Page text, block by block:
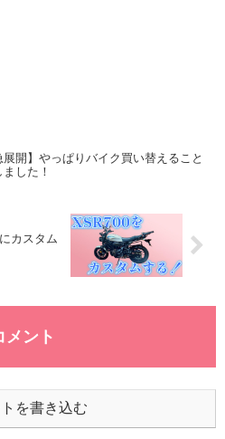
展開】やっぱりバイク買い替えること
ました！
カスタム
メント
を書き込む